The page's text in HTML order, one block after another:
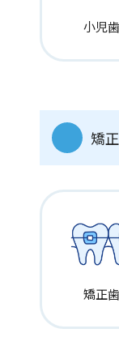
小児
矯
矯正
年1回
※実績・医院業
※実績・医院業
仕事内容
予防処置、保険
ペ補助、MFT、
選考方法
履歴書